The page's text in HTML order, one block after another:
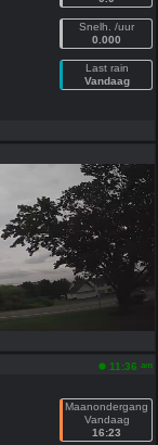
Snelh. /uur
0.000
Last rain
Vandaag
11:36 am
Maanondergang
Vandaag
16:23